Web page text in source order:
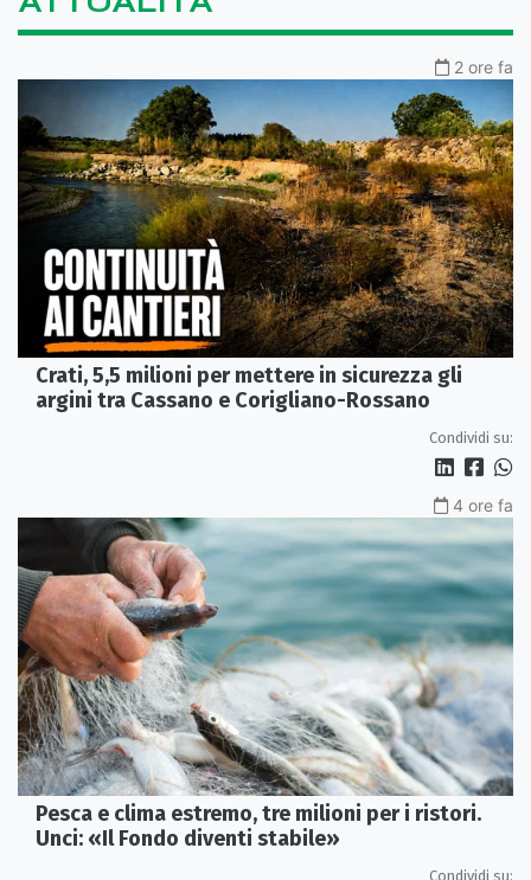
2 ore fa
Crati, 5,5 milioni per mettere in sicurezza gli
argini tra Cassano e Corigliano-Rossano
Condividi su:
4 ore fa
Pesca e clima estremo, tre milioni per i ristori.
Unci: «Il Fondo diventi stabile»
Condividi su: